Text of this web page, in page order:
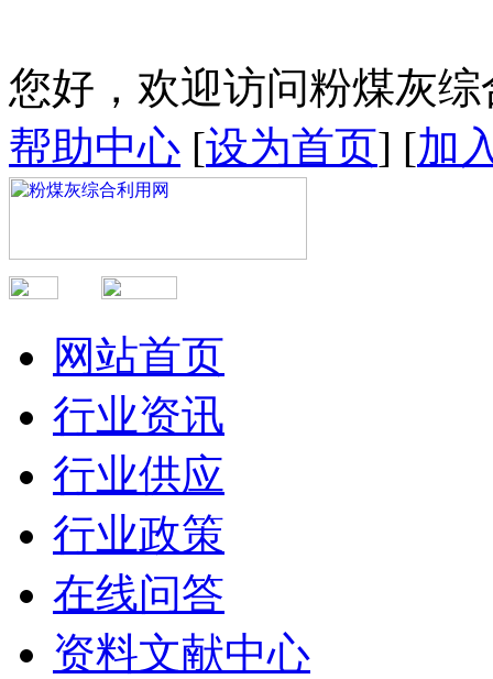
您好，欢迎访问粉煤灰
帮助中心 [设为首页] [加
网站首页
行业资讯
行业供应
行业政策
在线问答
资料文献中心